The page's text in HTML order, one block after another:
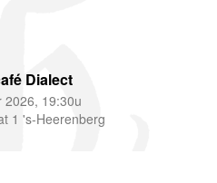
Dialect
2026, 19:30u
1 's-Heerenberg